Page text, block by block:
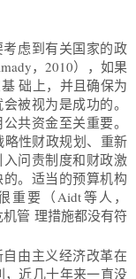
虑到有关国家的政
，2010），如果
础上，并且确保为
被视为是成功的。
共资金至关重要。
略性财政规划、重新
问责制度和财政激
。适当的预算机构
要（Aidt等人，
管 理措施都没有符
由主义经济改革在
近几十年来一直没